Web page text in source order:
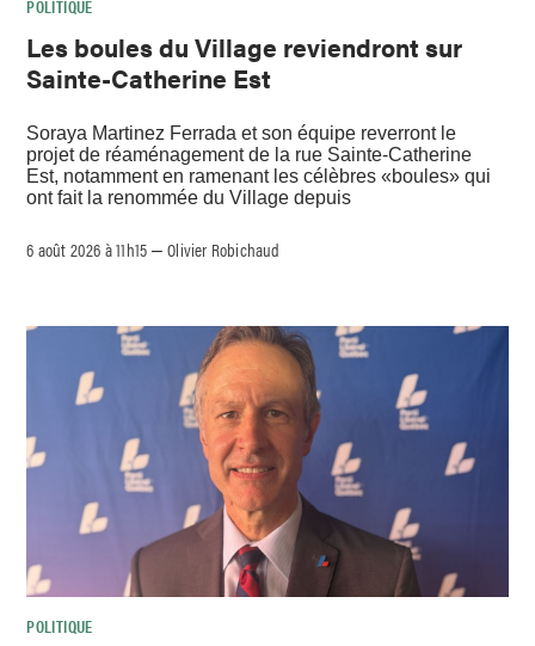
POLITIQUE
Les boules du Village reviendront sur
Sainte-Catherine Est
Soraya Martinez Ferrada et son équipe reverront le
projet de réaménagement de la rue Sainte-Catherine
Est, notamment en ramenant les célèbres «boules» qui
ont fait la renommée du Village depuis
6 août 2026 à 11h15 –Olivier Robichaud
POLITIQUE